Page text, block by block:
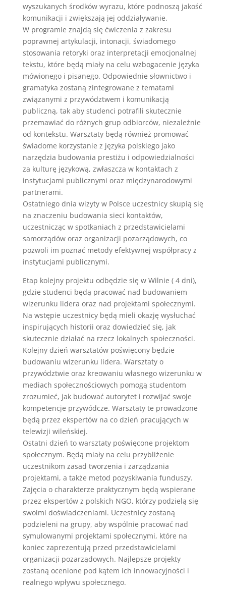
wyszukanych środków wyrazu, które podnoszą jakość
komunikacji i zwiększają jej oddziaływanie.
W programie znajdą się ćwiczenia z zakresu
poprawnej artykulacji, intonacji, świadomego
stosowania retoryki oraz interpretacji emocjonalnej
tekstu, które będą miały na celu wzbogacenie języka
mówionego i pisanego. Odpowiednie słownictwo i
gramatyka zostaną zintegrowane z tematami
związanymi z przywództwem i komunikacją
publiczną, tak aby studenci potrafili skutecznie
przemawiać do różnych grup odbiorców, niezależnie
od kontekstu. Warsztaty będą również promować
świadome korzystanie z języka polskiego jako
narzędzia budowania prestiżu i odpowiedzialności
za kulturę językową, zwłaszcza w kontaktach z
instytucjami publicznymi oraz międzynarodowymi
partnerami.
Ostatniego dnia wizyty w Polsce uczestnicy skupią się
na znaczeniu budowania sieci kontaktów,
uczestnicząc w spotkaniach z przedstawicielami
samorządów oraz organizacji pozarządowych, co
pozwoli im poznać metody efektywnej współpracy z
instytucjami publicznymi.
Etap kolejny projektu odbędzie się w Wilnie ( 4 dni),
gdzie studenci będą pracować nad budowaniem
wizerunku lidera oraz nad projektami społecznymi.
Na wstępie uczestnicy będą mieli okazję wysłuchać
inspirujących historii oraz dowiedzieć się, jak
skutecznie działać na rzecz lokalnych społeczności.
Kolejny dzień warsztatów poświęcony będzie
budowaniu wizerunku lidera. Warsztaty o
przywództwie oraz kreowaniu własnego wizerunku w
mediach społecznościowych pomogą studentom
zrozumieć, jak budować autorytet i rozwijać swoje
kompetencje przywódcze. Warsztaty te prowadzone
będą przez ekspertów na co dzień pracujących w
telewizji wileńskiej.
Ostatni dzień to warsztaty poświęcone projektom
społecznym. Będą miały na celu przybliżenie
uczestnikom zasad tworzenia i zarządzania
projektami, a także metod pozyskiwania funduszy.
Zajęcia o charakterze praktycznym będą wspierane
przez ekspertów z polskich NGO, którzy podzielą się
swoimi doświadczeniami. Uczestnicy zostaną
podzieleni na grupy, aby wspólnie pracować nad
symulowanymi projektami społecznymi, które na
koniec zaprezentują przed przedstawicielami
organizacji pozarządowych. Najlepsze projekty
zostaną ocenione pod kątem ich innowacyjności i
realnego wpływu społecznego.